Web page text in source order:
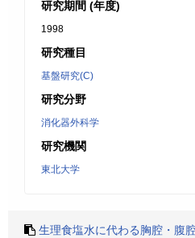
研究期間 (年度)
1998
研究種目
基盤研究(C)
研究分野
消化器外科学
研究機関
東北大学
生理食塩水に代わる胸腔・腹